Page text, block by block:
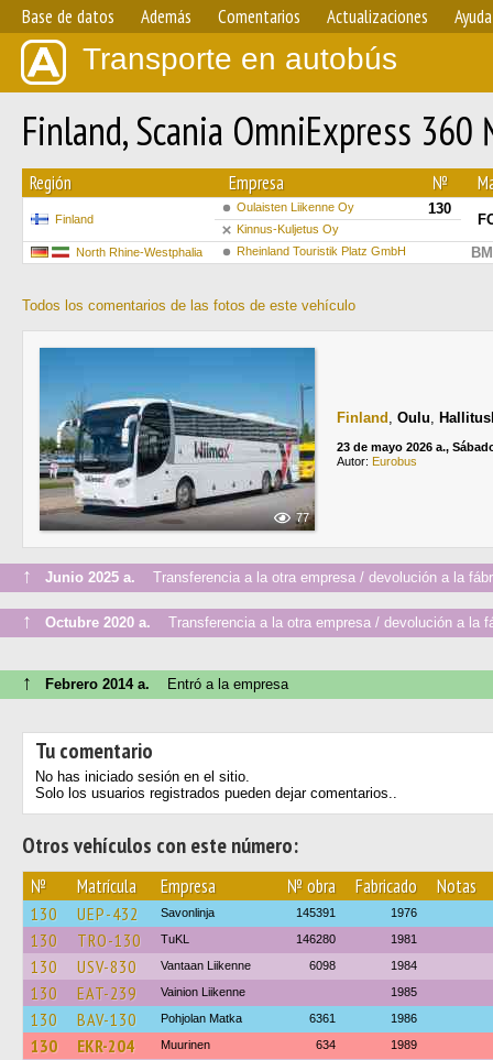
Base de datos Además Comentarios Actualizaciones Ayuda
Transporte en autobús
Finland, Scania OmniExpress
Región Empresa №
Finland
Oulaisten Liikenne Oy 130
Kinnus-Kuljetus Oy
North Rhine-Westphalia
Rheinland Touristik Platz GmbH
Todos los comentarios de las fotos de este vehículo
77
Finland , Oulu,
23 de mayo 2026 a.,
Autor: Eurobus
↑ Junio 2025 a. Transferencia a la otra empresa / devolución a la
↑ Octubre 2020 a. Transferencia a la otra empresa / devolución a la
↑ Febrero 2014 a. Entró a la empresa
Tu comentario
No has iniciado sesión en el sitio.
Solo los usuarios registrados pueden dejar comentarios..
Otros vehículos con este número:
№ Matrícula Empresa № obra Fabricado Notas
130 UEP-432 Savonlinja 145391 1976
130 TRO-130 TuKL 146280 1981
130 USV-830 Vantaan Liikenne 6098 1984
130 EAT-239 Vainion Liikenne 1985
130 BAV-130 Pohjolan Matka 6361 1986
130 EKR-204 Muurinen 634 1989